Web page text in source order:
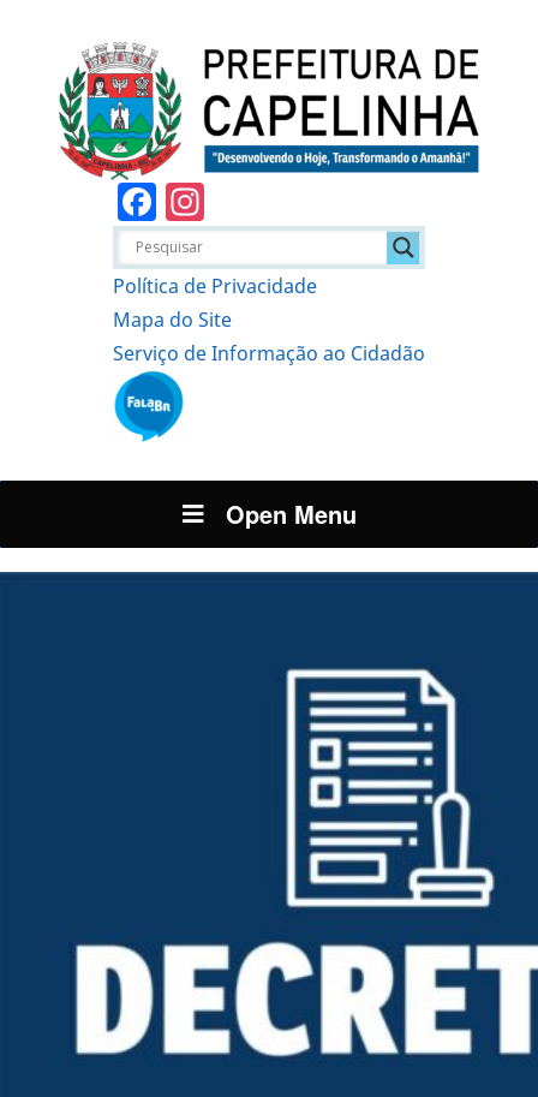
Facebook
Política de Privacidade
Mapa do Site
Serviço de Informação ao Cidadão
Open Menu